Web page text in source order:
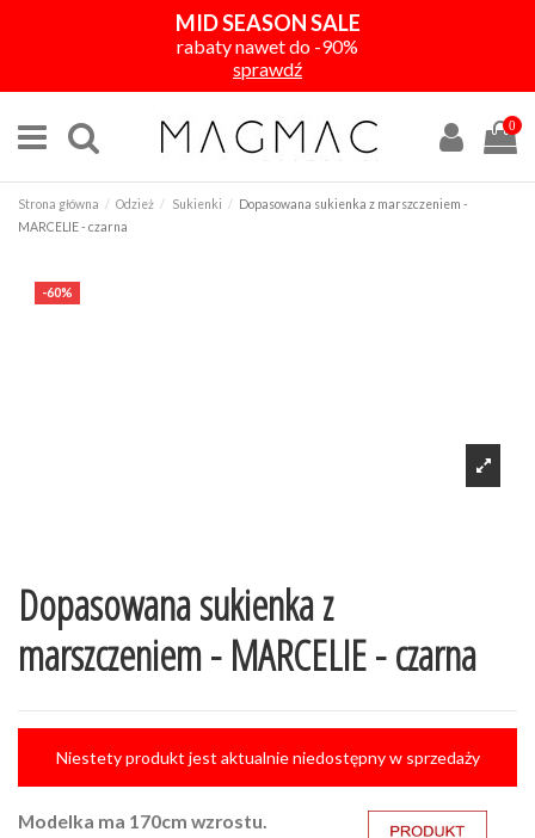
MID SEASON SALE
rabaty nawet do -90%
sprawdź
0
Strona główna Odzież Sukienki
Dopasowana sukienka z marszczeniem -
MARCELIE - czarna
-60%
Dopasowana sukienka z
marszczeniem - MARCELIE - czarna
Niestety produkt jest aktualnie niedostępny w sprzedaży
Modelka ma 170cm wzrostu.